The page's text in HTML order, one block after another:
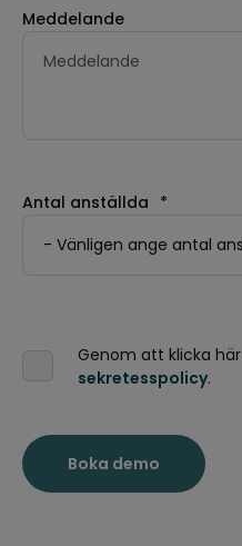
Meddelande
Antal anställda *
Genom att klicka
sekretesspolicy.